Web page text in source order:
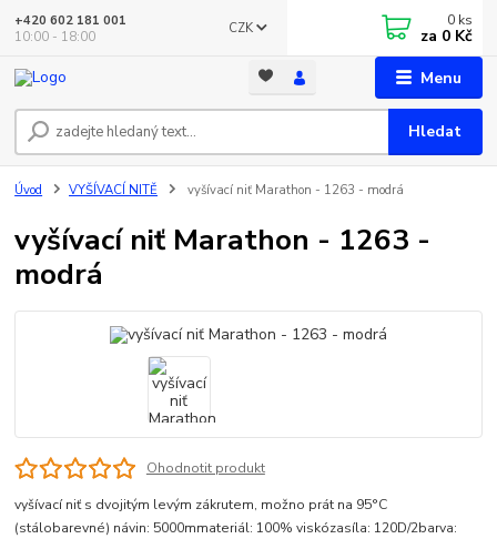
Menu
CZK
Hledat
+420 602 181 001
10:00 - 18:00
0 ks
za 0 Kč
Úvod VYŠÍVACÍ NITĚ vyšívací niť Marathon - 1263 - modrá
vyšívací niť Marathon - 1263 -
modrá
Ohodnotit produkt
vyšívací niť s dvojitým levým zákrutem, možno prát na 95°C
(stálobarevné) návin: 5000mmateriál: 100% viskózasíla: 120D/2barva: